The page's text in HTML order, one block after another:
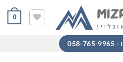
0